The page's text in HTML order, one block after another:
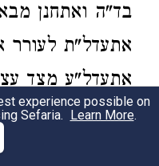
בד"ה ואתחנן
אתעדל"ת לעורר
אתעדל"ע מצד
ביקש משה
ישראל לארץ
experience possible on
Sefaria. Learn More.